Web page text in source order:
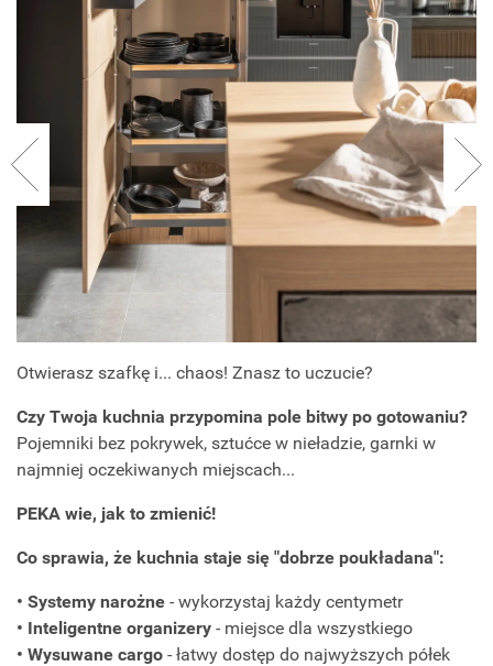
Otwierasz szafkę i... chaos! Znasz to uczucie?
Czy Twoja kuchnia przypomina pole bitwy po gotowaniu?
Pojemniki bez pokrywek, sztućce w nieładzie, garnki w
najmniej oczekiwanych miejscach...
PEKA wie, jak to zmienić!
Co sprawia, że kuchnia staje się "dobrze poukładana":
• Systemy narożne - wykorzystaj każdy centymetr
• Inteligentne organizery - miejsce dla wszystkiego
• Wysuwane cargo - łatwy dostęp do najwyższych półek